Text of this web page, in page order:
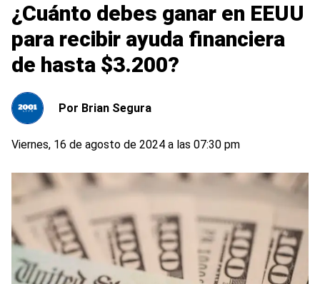
¿Cuánto debes ganar en EEUU
para recibir ayuda financiera
de hasta $3.200?
Por Brian Segura
Viernes, 16 de agosto de 2024 a las 07:30 pm